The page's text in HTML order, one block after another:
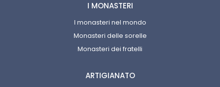
I MONASTERI
I monasteri nel mondo
Monasteri delle sorelle
Monasteri dei fratelli
ARTIGIANATO